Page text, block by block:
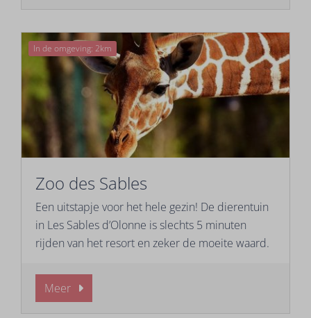
In de omgeving: 2km
Zoo des Sables
Een uitstapje voor het hele gezin! De dierentuin
in Les Sables d’Olonne is slechts 5 minuten
rijden van het resort en zeker de moeite waard.
Meer